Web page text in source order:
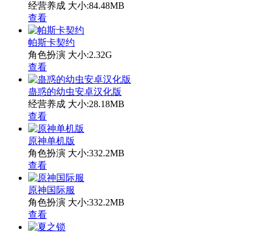
经营养成 大小:84.48MB
查看
帕斯卡契约
角色扮演 大小:2.32G
查看
蛊惑的幼虫安卓汉化版
经营养成 大小:28.18MB
查看
原神单机版
角色扮演 大小:332.2MB
查看
原神国际服
角色扮演 大小:332.2MB
查看